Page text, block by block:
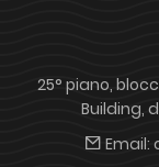
25° piano,
Building,
Email: